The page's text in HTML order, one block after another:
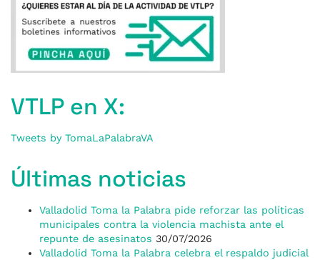
VTLP en X:
Tweets by TomaLaPalabraVA
Últimas noticias
Valladolid Toma la Palabra pide reforzar las políticas
municipales contra la violencia machista ante el
repunte de asesinatos 30/07/2026
Valladolid Toma la Palabra celebra el respaldo judicial